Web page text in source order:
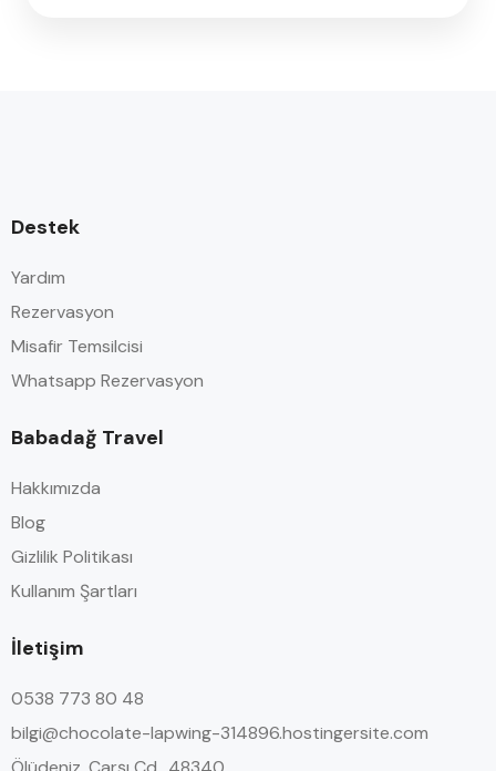
Destek
Yardım
Rezervasyon
Misafir Temsilcisi
Whatsapp Rezervasyon
Babadağ Travel
Hakkımızda
Blog
Gizlilik Politikası
Kullanım Şartları
İletişim
0538 773 80 48
bilgi@chocolate-lapwing-314896.hostingersite.com